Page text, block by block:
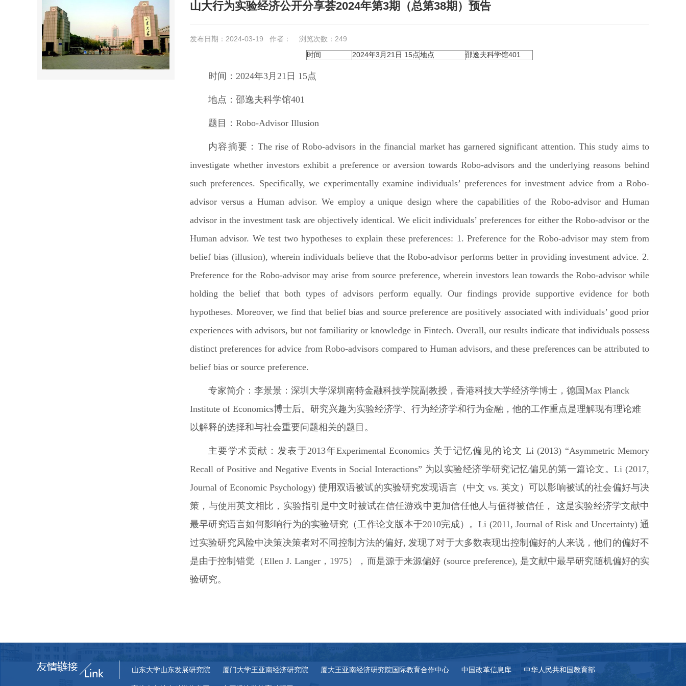
山大行为实验经济公开分享荟2024年第3期（总第38期）预告
发布日期：2024-03-19 作者： 浏览次数： 249
时间
2024年3月21日 15点地点 邵逸夫科学馆401
时间： 2024年3月 21 日 15点
地点： 邵逸夫科学馆401
题目： Robo-Advisor Illusion
内容摘要： The rise of Robo-advisors in the financial market has garnered significant attention. This study aims to
investigate whether investors exhibit a preference or aversion towards Robo-advisors and the underlying reasons behind
such preferences. Specifically, we experimentally examine individuals’ preferences for investment advice from a Robo-
advisor versus a Human advisor. We employ a unique design where the capabilities of the Robo-advisor and Human
advisor in the investment task are objectively identical. We elicit individuals’ preferences for either the Robo-advisor or the
Human advisor. We test two hypotheses to explain these preferences: 1. Preference for the Robo-advisor may stem from
belief bias (illusion), wherein individuals believe that the Robo-advisor performs better in providing investment advice. 2.
Preference for the Robo-advisor may arise from source preference, wherein investors lean towards the Robo-advisor while
holding the belief that both types of advisors perform equally. Our findings provide supportive evidence for both
hypotheses. Moreover, we find that belief bias and source preference are positively associated with individuals’ good prior
experiences with advisors, but not familiarity or knowledge in Fintech. Overall, our results indicate that individuals possess
distinct preferences for advice from Robo-advisors compared to Human advisors, and these preferences can be attributed to
belief bias or source preference.
专家简介 ：李景景：深圳大学深圳南特金融科技学院副教授，香港科技大学经济学博士，德国Max Planck
Institute of Economics博士后。研究兴趣为实验经济学、行为经济学和行为金融，他的工作重点是理解现有理论难
以解释的选择和与社会重要问题相关的题目。
主要学术贡献： 发表于2013年Experimental Economics 关于记忆偏见的论文 Li (2013) “Asymmetric Memory
Recall of Positive and Negative Events in Social Interactions” 为以实验经济学研究记忆偏见的第一篇论文。Li (2017,
Journal of Economic Psychology) 使用双语被试的实验研究发现语言（中文 vs. 英文）可以影响被试的社会偏好与决
策，与使用英文相比，实验指引是中文时被试在信任游戏中更加信任他人与值得被信任，
这是实验经济学文献中
最早研究语言如何影响行为的实验研究（工作论文版本于2010完成）。Li (2011, Journal of Risk and Uncertainty)通
过实验研究风险中决策决策者对不同控制方法的偏好, 发现了对于大多数表现出控制偏好的人来说，他们的偏好不
是由于控制错觉（Ellen J. Langer ， 1975），而是源于来源偏好 (source preference), 是文献中最早研究随机偏好的实
验研究。
山东大学山东发展研究院 厦门大学王亚南经济研究院 厦大王亚南经济研究院国际教育合作中心 中国改革信息库 中华人民共和国教育部